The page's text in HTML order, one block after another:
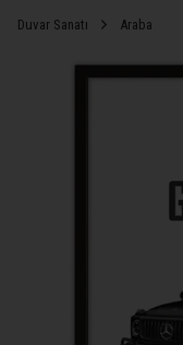
Duvar Sanatı Araba